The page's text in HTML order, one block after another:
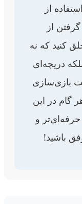
از
از
کنید که نه
دریچه‌ای
بازی‌سازی
گام در این
و
باشید!